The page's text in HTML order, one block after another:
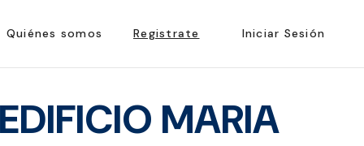
Quiénes somos Registrate Iniciar Sesión
MARIA